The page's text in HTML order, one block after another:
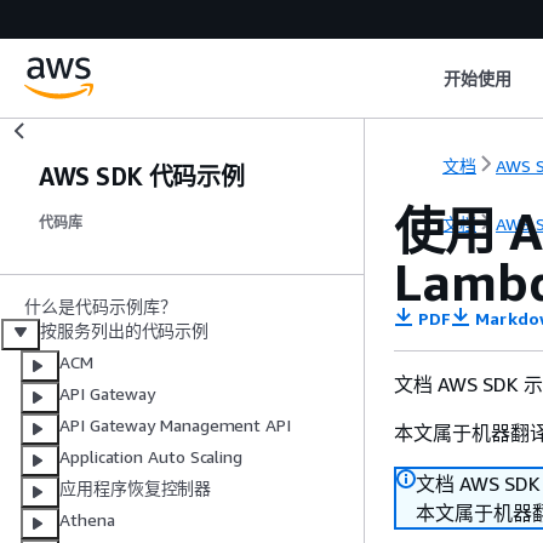
开始使用
AWS SDK 代码示例
代码库
什么是代码示例库？
按服务列出的代码示例
ACM
API Gateway
API Gateway Management API
Application Auto Scaling
应用程序恢复控制器
Athena
文档 AWS
文档 AWS
使用
PDF
文档 AWS SDK
本文属于机器翻
文档 AWS
本文属于机器